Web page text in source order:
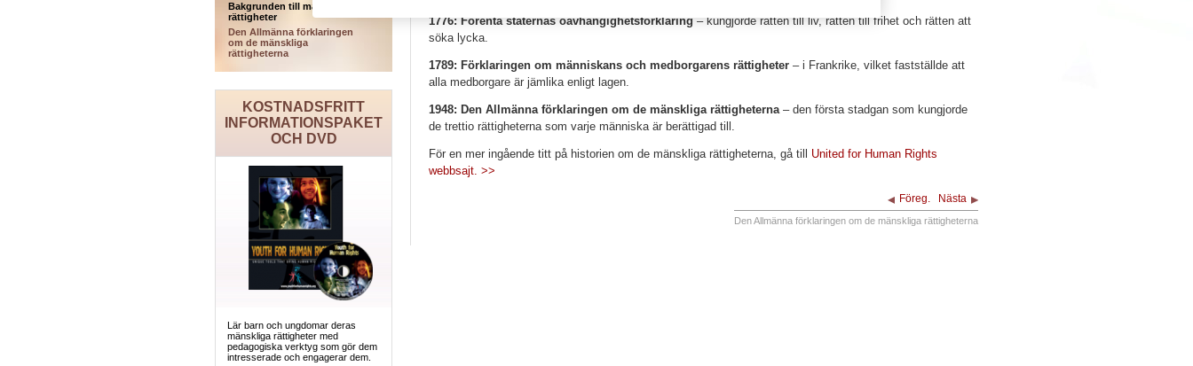
Bakgrunden till mänskliga
rättigheter
Den Allmänna förklaringen
om de mänskliga
rättigheterna
KOSTNADSFRITT
INFORMATIONSPAKET
OCH DVD
Lär barn och ungdomar deras
mänskliga rättigheter med
pedagogiska verktyg som gör dem
intresserade och engagerar dem.
1776: Förenta staternas oavhängighetsförklaring– kungjorde rätten till liv, rätten till frihet och rätten att
söka lycka.
1789: Förklaringen om människans och medborgarens rättigheter – i Frankrike, vilket fastställde att
alla medborgare är jämlika enligt lagen.
1948: Den Allmänna förklaringen om de mänskliga rättigheterna – den första stadgan som kungjorde
de trettio rättigheterna som varje människa är berättigad till.
För en mer ingående titt på historien om de mänskliga rättigheterna, gå till United for Human Rights
webbsajt. >>
Föreg. Nästa
Den Allmänna förklaringen om de mänskliga rättigheterna